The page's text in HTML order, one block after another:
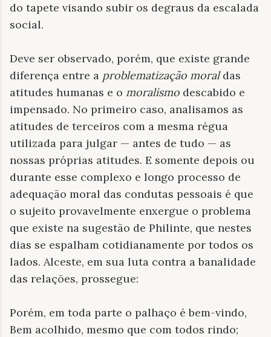
do tapete visando subir os degraus da escalada
social.
Deve ser observado, porém, que existe grande
diferença entre a problematização moraldas
atitudes humanas e o moralismo descabido e
impensado. No primeiro caso, analisamos as
atitudes de terceiros com a mesma régua
utilizada para julgar — antes de tudo — as
nossas próprias atitudes. E somente depois ou
durante esse complexo e longo processo de
adequação moral das condutas pessoais é que
o sujeito provavelmente enxergue o problema
que existe na sugestão de Philinte, que nestes
dias se espalham cotidianamente por todos os
lados. Alceste, em sua luta contra a banalidade
das relações, prossegue:
Porém, em toda parte o palhaço é bem-vindo,
Bem acolhido, mesmo que com todos rindo;